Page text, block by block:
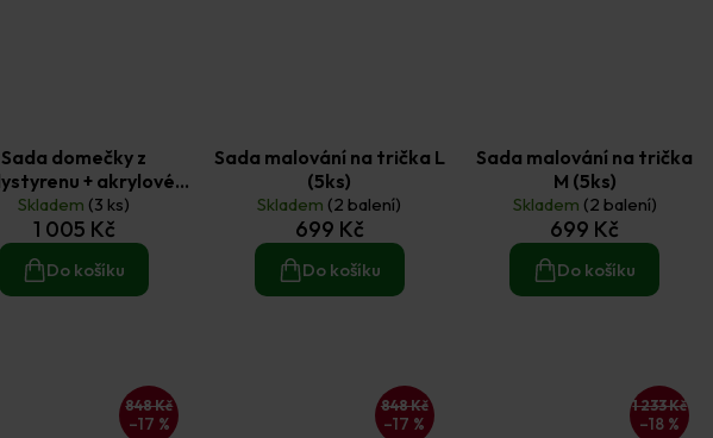
Sada domečky z
+ akrylové
barvy
Skladem (3 ks)
1 005 Kč
Do košíku
Sada malování na trička L
(5ks)
Skladem (2 balení)
699 Kč
Do košíku
Sada malování na trička
M (5ks)
Skladem (2 balení)
699 Kč
Do košíku
848 Kč
–17 %
848 Kč
–17 %
1 233 Kč
–18 %